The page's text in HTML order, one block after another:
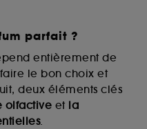
parfait ?
entièrement de
le bon choix et
deux éléments clés
olfactive et la
.
le dépôt et la
votre accord. Vous
concernant le dépôt
"personnaliser mes
"tout accepter".
de
pour les